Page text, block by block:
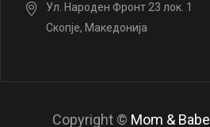
Ул. Народен Фронт 23 лок. 1
Скопје, Македонија
Copyright © Mom & Babe